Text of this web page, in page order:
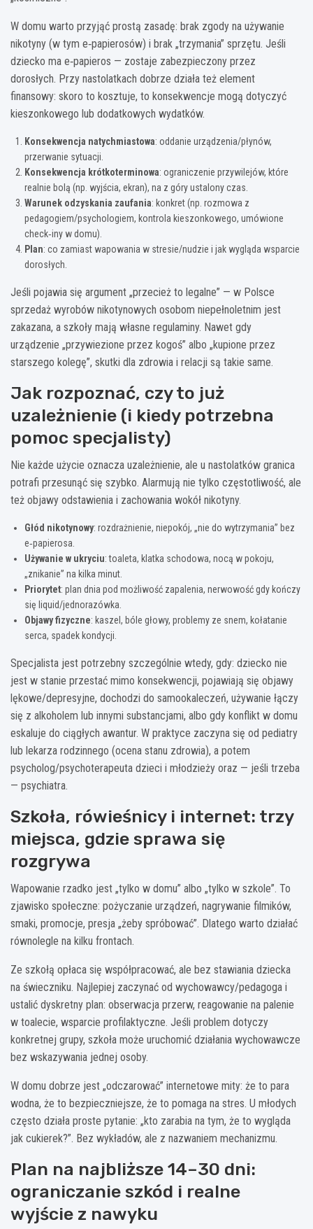
W domu warto przyjąć prostą zasadę: brak zgody na używanie
nikotyny (w tym e‑papierosów) i brak „trzymania” sprzętu. Jeśli
dziecko ma e‑papieros — zostaje zabezpieczony przez
dorosłych. Przy nastolatkach dobrze działa też element
finansowy: skoro to kosztuje, to konsekwencje mogą dotyczyć
kieszonkowego lub dodatkowych wydatków.
Konsekwencja natychmiastowa: oddanie urządzenia/płynów,
przerwanie sytuacji.
Konsekwencja krótkoterminowa: ograniczenie przywilejów, które
realnie bolą (np. wyjścia, ekran), na z góry ustalony czas.
Warunek odzyskania zaufania: konkret (np. rozmowa z
pedagogiem/psychologiem, kontrola kieszonkowego, umówione
check‑iny w domu).
Plan: co zamiast wapowania w stresie/nudzie i jak wygląda wsparcie
dorosłych.
Jeśli pojawia się argument „przecież to legalne” — w Polsce
sprzedaż wyrobów nikotynowych osobom niepełnoletnim jest
zakazana, a szkoły mają własne regulaminy. Nawet gdy
urządzenie „przywiezione przez kogoś” albo „kupione przez
starszego kolegę”, skutki dla zdrowia i relacji są takie same.
Jak rozpoznać, czy to już
uzależnienie (i kiedy potrzebna
pomoc specjalisty)
Nie każde użycie oznacza uzależnienie, ale u nastolatków granica
potrafi przesunąć się szybko. Alarmują nie tylko częstotliwość, ale
też objawy odstawienia i zachowania wokół nikotyny.
Głód nikotynowy: rozdrażnienie, niepokój, „nie do wytrzymania” bez
e‑papierosa.
Używanie w ukryciu: toaleta, klatka schodowa, nocą w pokoju,
„znikanie” na kilka minut.
Priorytet: plan dnia pod możliwość zapalenia, nerwowość gdy kończy
się liquid/jednorazówka.
Objawy fizyczne: kaszel, bóle głowy, problemy ze snem, kołatanie
serca, spadek kondycji.
Specjalista jest potrzebny szczególnie wtedy, gdy: dziecko nie
jest w stanie przestać mimo konsekwencji, pojawiają się objawy
lękowe/depresyjne, dochodzi do samookaleczeń, używanie łączy
się z alkoholem lub innymi substancjami, albo gdy konflikt w domu
eskaluje do ciągłych awantur. W praktyce zaczyna się od pediatry
lub lekarza rodzinnego (ocena stanu zdrowia), a potem
psycholog/psychoterapeuta dzieci i młodzieży oraz — jeśli trzeba
— psychiatra.
Szkoła, rówieśnicy i internet: trzy
miejsca, gdzie sprawa się
rozgrywa
Wapowanie rzadko jest „tylko w domu” albo „tylko w szkole”. To
zjawisko społeczne: pożyczanie urządzeń, nagrywanie filmików,
smaki, promocje, presja „żeby spróbować”. Dlatego warto działać
równolegle na kilku frontach.
Ze szkołą opłaca się współpracować, ale bez stawiania dziecka
na świeczniku. Najlepiej zaczynać od wychowawcy/pedagoga i
ustalić dyskretny plan: obserwacja przerw, reagowanie na palenie
w toalecie, wsparcie profilaktyczne. Jeśli problem dotyczy
konkretnej grupy, szkoła może uruchomić działania wychowawcze
bez wskazywania jednej osoby.
W domu dobrze jest „odczarować” internetowe mity: że to para
wodna, że to bezpieczniejsze, że to pomaga na stres. U młodych
często działa proste pytanie: „kto zarabia na tym, że to wygląda
jak cukierek?”. Bez wykładów, ale z nazwaniem mechanizmu.
Plan na najbliższe 14–30 dni:
ograniczanie szkód i realne
wyjście z nawyku